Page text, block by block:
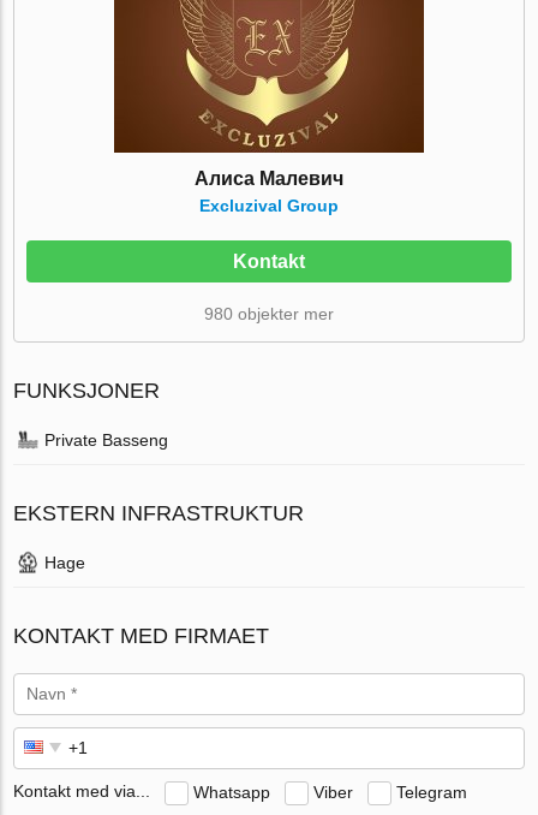
Алиса Малевич
Excluzival Group
Kontakt
980 objekter mer
FUNKSJONER
Private Basseng
EKSTERN INFRASTRUKTUR
Hage
KONTAKT MED FIRMAET
Kontakt med via... Whatsapp Viber Telegram